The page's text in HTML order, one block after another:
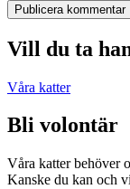
Publicera kommentar
Vill du ta
Våra katter
Bli volontär
Våra katter behöver
Kanske du kan och